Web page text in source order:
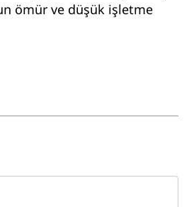
ömür ve düşük işletme